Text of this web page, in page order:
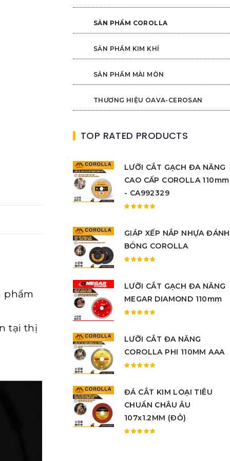
phẩm
tại thị
SẢN PHẨM COROLLA
SẢN PHẨM KIM KHÍ
SẢN PHẨM MÀI MÒN
THƯƠNG HIỆU OAVA-CEROSAN
TOP RATED PRODUCTS
LƯỠI CẮT GẠCH ĐA NĂNG
CAO CẤP COROLLA 110mm
- CA992329
hạng
5.00 5
GIÁP XẾP NẮP NHỰA ĐÁNH
BÓNG COROLLA
hạng
5.005
LƯỠI CẮT GẠCH ĐA NĂNG
MEGAR DIAMOND 110mm
hạng
5.005
LƯỠI CẮT ĐA NĂNG
COROLLA PHI 110MM AAA
hạng
5.005
ĐÁ CẮT KIM LOẠI TIÊU
CHUẨN CHÂU ÂU
107x1.2MM (ĐỎ)